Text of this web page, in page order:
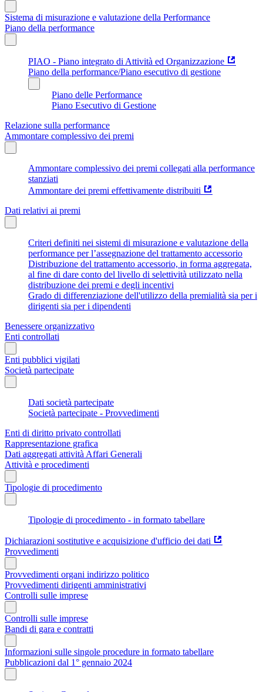
Sistema di misurazione e valutazione della Performance
Piano della performance
PIAO - Piano integrato di Attività ed Organizzazione
Piano della performance/Piano esecutivo di gestione
Piano delle Performance
Piano Esecutivo di Gestione
Relazione sulla performance
Ammontare complessivo dei premi
Ammontare complessivo dei premi collegati alla performance
stanziati
Ammontare dei premi effettivamente distribuiti
Dati relativi ai premi
Criteri definiti nei sistemi di misurazione e valutazione della
performance per l’assegnazione del trattamento accessorio
Distribuzione del trattamento accessorio, in forma aggregata,
al fine di dare conto del livello di selettività utilizzato nella
distribuzione dei premi e degli incentivi
Grado di differenziazione dell'utilizzo della premialità sia per i
dirigenti sia per i dipendenti
Benessere organizzativo
Enti controllati
Enti pubblici vigilati
Società partecipate
Dati società partecipate
Società partecipate - Provvedimenti
Enti di diritto privato controllati
Rappresentazione grafica
Dati aggregati attività Affari Generali
Attività e procedimenti
Tipologie di procedimento
Tipologie di procedimento - in formato tabellare
Dichiarazioni sostitutive e acquisizione d'ufficio dei dati
Provvedimenti
Provvedimenti organi indirizzo politico
Provvedimenti dirigenti amministrativi
Controlli sulle imprese
Controlli sulle imprese
Bandi di gara e contratti
Informazioni sulle singole procedure in formato tabellare
Pubblicazioni dal 1° gennaio 2024